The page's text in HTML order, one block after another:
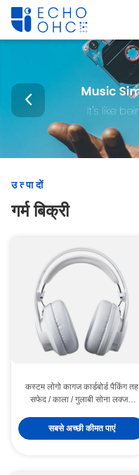
उत्पादों
गर्म बिक्री
कस्टम लोगो कागज कार्डबोर्ड पैकिंग तह
सफेद / काला / गुलाबी सोना लक्जरी
सबसे अच्छी कीमत पाएं